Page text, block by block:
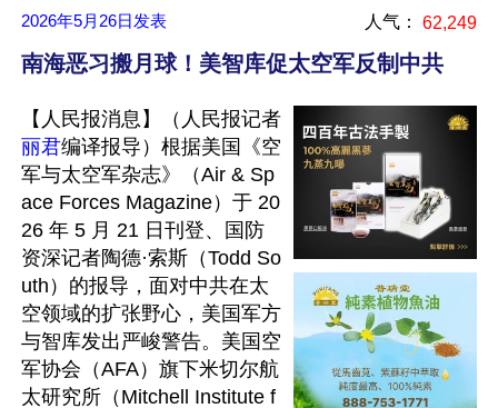
2026年5月26日 发表 人气： 62,249
南海恶习搬月球！美智库促太空军反制中共
【人民报消息】（人民报记者
丽君编译报导）根据美国《空
军与太空军杂志》（Air & Sp
ace Forces Magazine）于 20
26 年 5 月 21 日刊登、国防
资深记者陶德·索斯（Todd So
uth）的报导，面对中共在太
空领域的扩张野心，美国军方
与智库发出严峻警告。美国空
军协会（AFA）旗下米切尔航
太研究所（Mitchell Institute f